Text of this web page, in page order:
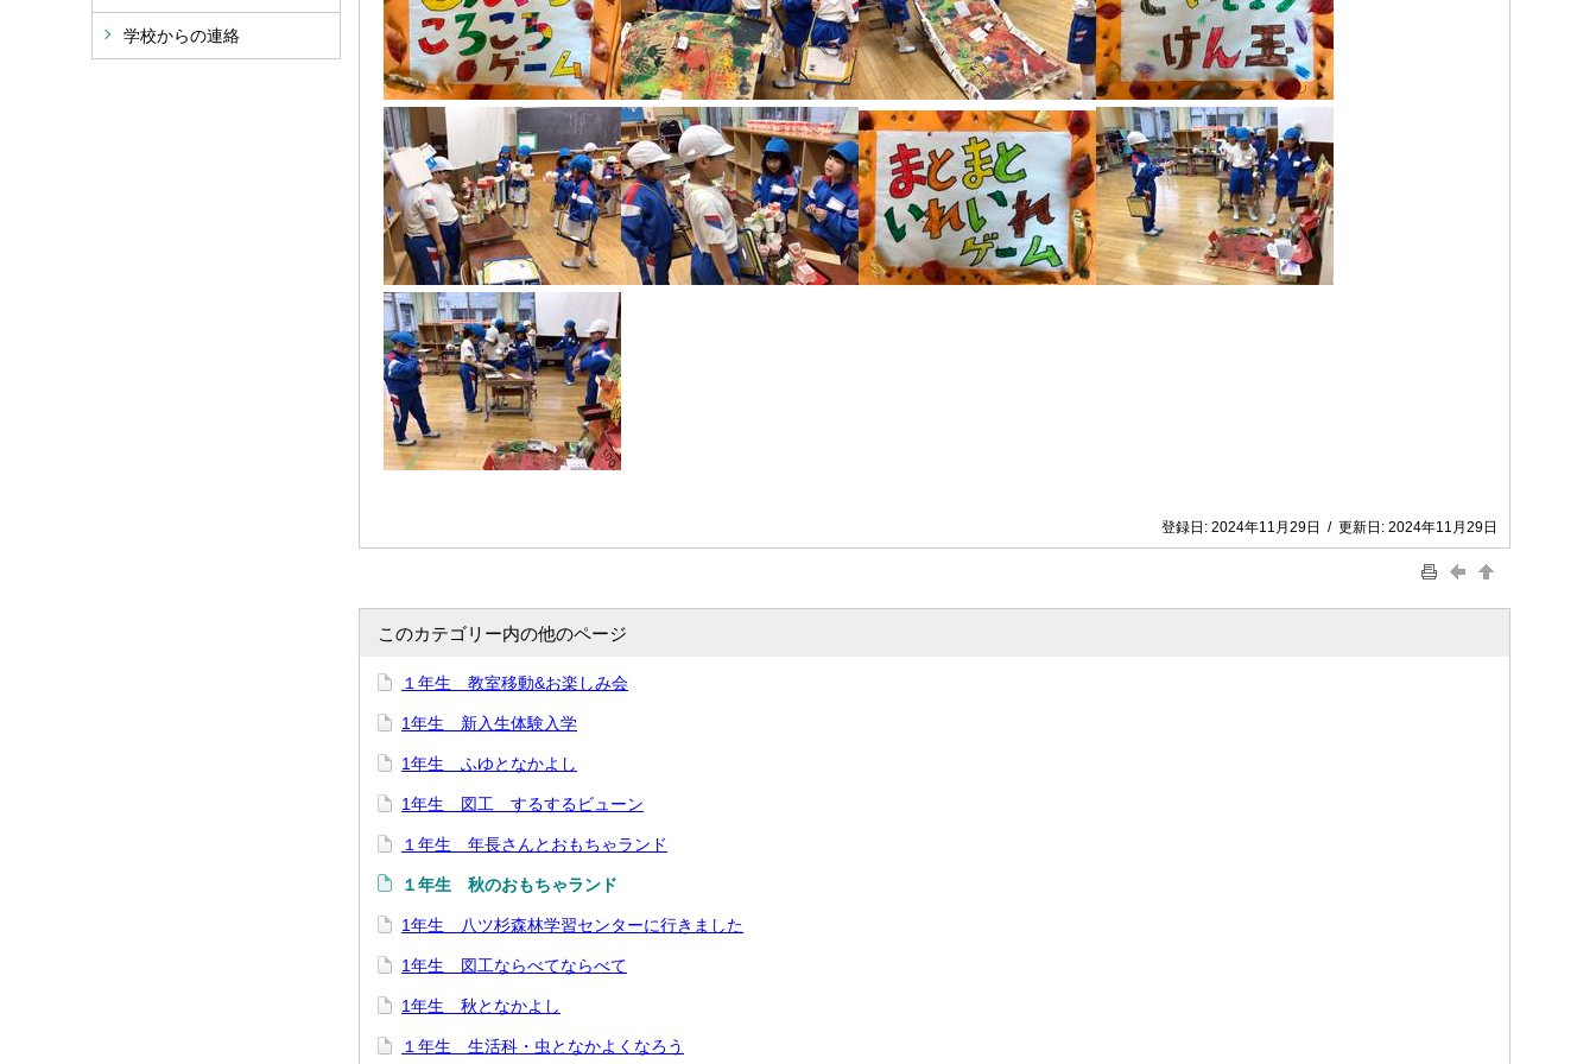
学校からの連絡
登録日: 2024年11月29日 / 更新日: 2024年11月29日
このカテゴリー内の他のページ
１年生 教室移動&お楽しみ会
1年生 新入生体験入学
1年生 ふゆとなかよし
1年生 図工 するするビューン
１年生 年長さんとおもちゃランド
１年生 秋のおもちゃランド
1年生 八ツ杉森林学習センターに行きました
1年生 図工ならべてならべて
1年生 秋となかよし
１年生 生活科・虫となかよくなろう